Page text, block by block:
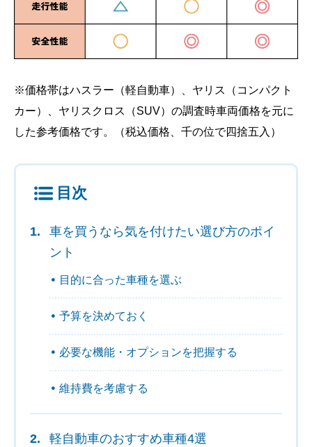
※価格帯はハスラー（軽自動車）、ヤリス（コンパクト
カー）、ヤリスクロス（SUV）の調査時車両価格を元に
した参考価格です。（税込価格、千の位で四捨五入）
目次
車を買うなら気を付けたい選び方のポイ
ント
目的に合った車種を選ぶ
予算を決めておく
必要な機能・オプションを把握する
維持費を考慮する
軽自動車のおすすめ車種4選